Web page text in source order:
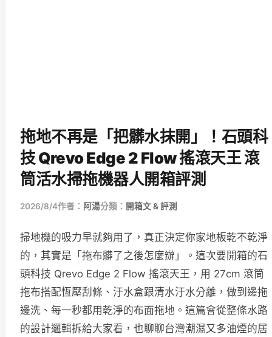
拖地不再是「把髒水抹開」！石頭科
技 Qrevo Edge 2 Flow 搖滾天王 滾
筒活水掃拖機器人開箱評測
2026/8/4作者： 阿湯分類： 開箱文 & 評測
掃地機的吸力早就夠用了，真正決定你家地板乾不乾淨
的，其實是「拖布髒了之後怎麼辦」。這次要開箱的石
頭科技 Qrevo Edge 2 Flow 搖滾天王，用 27cm 滾筒
拖布搭配恆壓刮條、汙水盒跟清水汙水分離，做到邊拖
邊洗、每一秒都用乾淨的布面拖地。這篇會從整條水路
的設計邏輯拆給大家看，也聊聊台灣潮濕又多油煙的居